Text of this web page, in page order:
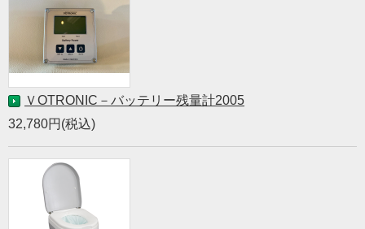
ＶOTRONIC－バッテリー残量計2005
32,780円(税込)